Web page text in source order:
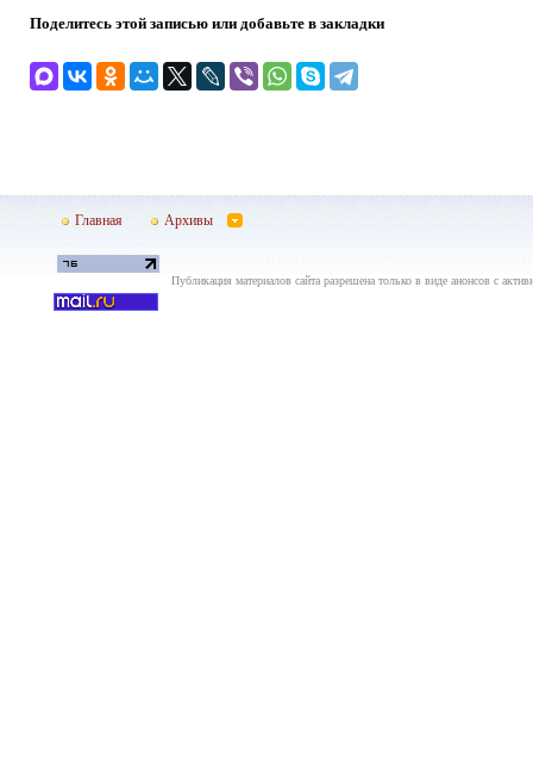
Поделитесь этой записью или добавьте в закладки
Главная Архивы
Публикация материалов сайта разрешена только в виде анонсов с